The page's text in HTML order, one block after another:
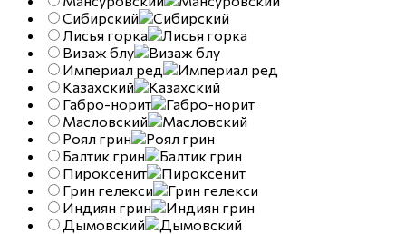
Сибирский
Лисья горка
Визаж блу
Империал ред
Казахский
Габро-норит
Масловский
Роял грин
Балтик грин
Пироксенит
Грин гелекси
Индиян грин
Дымовский